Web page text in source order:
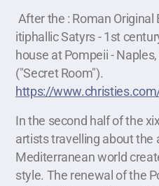
After the : Roman
itiphallic Satyrs - 1st
house at Pompeii -
("Secret Room").
https://
In the second half of the
artists travelling about the
Mediterranean world
style. The renewal of the